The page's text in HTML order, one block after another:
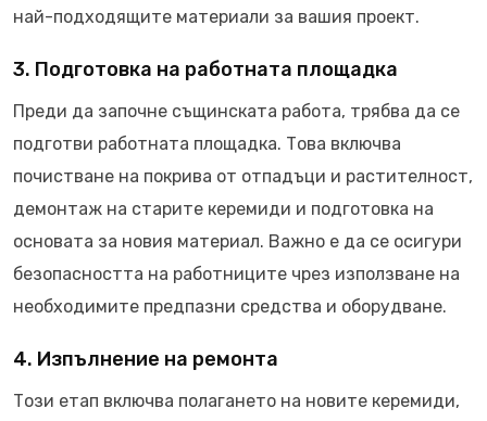
най-подходящите материали за вашия проект.
3. Подготовка на работната площадка
Преди да започне същинската работа, трябва да се
подготви работната площадка. Това включва
почистване на покрива от отпадъци и растителност,
демонтаж на старите керемиди и подготовка на
основата за новия материал. Важно е да се осигури
безопасността на работниците чрез използване на
необходимите предпазни средства и оборудване.
4. Изпълнение на ремонта
Този етап включва полагането на новите керемиди,